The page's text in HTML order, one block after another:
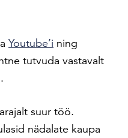
Youtube’i ning
tutvuda vastavalt
suur töö.
nädalate kaupa